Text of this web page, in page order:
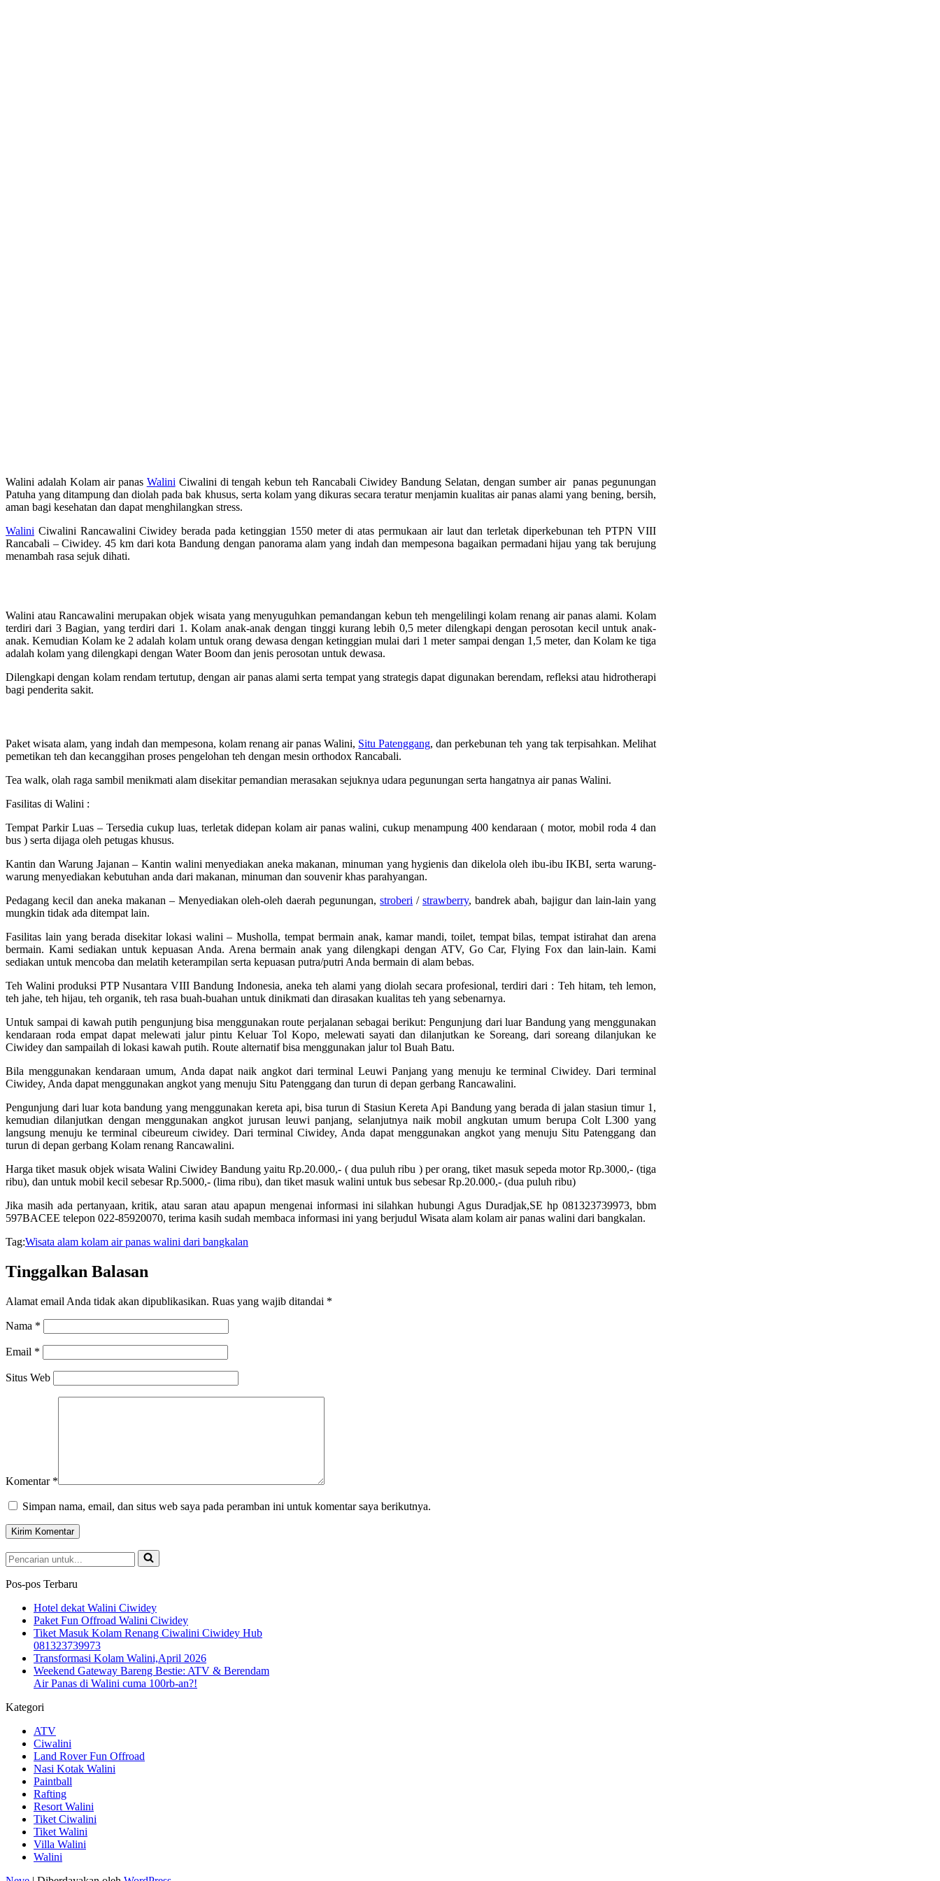
Walini adalah Kolam air panas Walini Ciwalini di tengah kebun teh Rancabali Ciwidey Bandung Selatan, dengan sumber air panas pegunungan
Patuha yang ditampung dan diolah pada bak khusus, serta kolam yang dikuras secara teratur menjamin kualitas air panas alami yang bening, bersih,
aman bagi kesehatan dan dapat menghilangkan stress.
Walini Ciwalini Rancawalini Ciwidey berada pada ketinggian 1550 meter di atas permukaan air laut dan terletak diperkebunan teh PTPN VIII
Rancabali – Ciwidey. 45 km dari kota Bandung dengan panorama alam yang indah dan mempesona bagaikan permadani hijau yang tak berujung
menambah rasa sejuk dihati.
Walini atau Rancawalini merupakan objek wisata yang menyuguhkan pemandangan kebun teh mengelilingi kolam renang air panas alami. Kolam
terdiri dari 3 Bagian, yang terdiri dari 1. Kolam anak-anak dengan tinggi kurang lebih 0,5 meter dilengkapi dengan perosotan kecil untuk anak-
anak. Kemudian Kolam ke 2 adalah kolam untuk orang dewasa dengan ketinggian mulai dari 1 meter sampai dengan 1,5 meter, dan Kolam ke tiga
adalah kolam yang dilengkapi dengan Water Boom dan jenis perosotan untuk dewasa.
Dilengkapi dengan kolam rendam tertutup, dengan air panas alami serta tempat yang strategis dapat digunakan berendam, refleksi atau hidrotherapi
bagi penderita sakit.
Paket wisata alam, yang indah dan mempesona, kolam renang air panas Walini, Situ Patenggang, dan perkebunan teh yang tak terpisahkan. Melihat
pemetikan teh dan kecanggihan proses pengelohan teh dengan mesin orthodox Rancabali.
Tea walk, olah raga sambil menikmati alam disekitar pemandian merasakan sejuknya udara pegunungan serta hangatnya air panas Walini.
Fasilitas di Walini :
Tempat Parkir Luas – Tersedia cukup luas, terletak didepan kolam air panas walini, cukup menampung 400 kendaraan ( motor, mobil roda 4 dan
bus ) serta dijaga oleh petugas khusus.
Kantin dan Warung Jajanan – Kantin walini menyediakan aneka makanan, minuman yang hygienis dan dikelola oleh ibu-ibu IKBI, serta warung-
warung menyediakan kebutuhan anda dari makanan, minuman dan souvenir khas parahyangan.
Pedagang kecil dan aneka makanan – Menyediakan oleh-oleh daerah pegunungan,stroberi /strawberry, bandrek abah, bajigur dan lain-lain yang
mungkin tidak ada ditempat lain.
Fasilitas lain yang berada disekitar lokasi walini – Musholla, tempat bermain anak, kamar mandi, toilet, tempat bilas, tempat istirahat dan arena
bermain. Kami sediakan untuk kepuasan Anda. Arena bermain anak yang dilengkapi dengan ATV, Go Car, Flying Fox dan lain-lain. Kami
sediakan untuk mencoba dan melatih keterampilan serta kepuasan putra/putri Anda bermain di alam bebas.
Teh Walini produksi PTP Nusantara VIII Bandung Indonesia, aneka teh alami yang diolah secara profesional, terdiri dari : Teh hitam, teh lemon,
teh jahe, teh hijau, teh organik, teh rasa buah-buahan untuk dinikmati dan dirasakan kualitas teh yang sebenarnya.
Untuk sampai di kawah putih pengunjung bisa menggunakan route perjalanan sebagai berikut: Pengunjung dari luar Bandung yang menggunakan
kendaraan roda empat dapat melewati jalur pintu Keluar Tol Kopo, melewati sayati dan dilanjutkan ke Soreang, dari soreang dilanjukan ke
Ciwidey dan sampailah di lokasi kawah putih. Route alternatif bisa menggunakan jalur tol Buah Batu.
Bila menggunakan kendaraan umum, Anda dapat naik angkot dari terminal Leuwi Panjang yang menuju ke terminal Ciwidey. Dari terminal
Ciwidey, Anda dapat menggunakan angkot yang menuju Situ Patenggang dan turun di depan gerbang Rancawalini.
Pengunjung dari luar kota bandung yang menggunakan kereta api, bisa turun di Stasiun Kereta Api Bandung yang berada di jalan stasiun timur 1,
kemudian dilanjutkan dengan menggunakan angkot jurusan leuwi panjang, selanjutnya naik mobil angkutan umum berupa Colt L300 yang
langsung menuju ke terminal cibeureum ciwidey. Dari terminal Ciwidey, Anda dapat menggunakan angkot yang menuju Situ Patenggang dan
turun di depan gerbang Kolam renang Rancawalini.
Harga tiket masuk objek wisata Walini Ciwidey Bandung yaitu Rp.20.000,- ( dua puluh ribu ) per orang, tiket masuk sepeda motor Rp.3000,- (tiga
ribu), dan untuk mobil kecil sebesar Rp.5000,- (lima ribu), dan tiket masuk walini untuk bus sebesar Rp.20.000,- (dua puluh ribu)
Jika masih ada pertanyaan, kritik, atau saran atau apapun mengenai informasi ini silahkan hubungi Agus Duradjak,SE hp 081323739973, bbm
597BACEE telepon 022-85920070, terima kasih sudah membaca informasi ini yang berjudul Wisata alam kolam air panas walini dari bangkalan.
Tag:Wisata alam kolam air panas walini dari bangkalan
Tinggalkan Balasan
Alamat email Anda tidak akan dipublikasikan. Ruas yang wajib ditandai *
Nama *
Email *
Situs Web
Komentar *
Simpan nama, email, dan situs web saya pada peramban ini untuk komentar saya berikutnya.
Pencarian
untuk...
Pos-pos Terbaru
Hotel dekat Walini Ciwidey
Paket Fun Offroad Walini Ciwidey
Tiket Masuk Kolam Renang Ciwalini Ciwidey Hub
081323739973
Transformasi Kolam Walini,April 2026
Weekend Gateway Bareng Bestie: ATV & Berendam
Air Panas di Walini cuma 100rb-an?!
Kategori
ATV
Ciwalini
Land Rover Fun Offroad
Nasi Kotak Walini
Paintball
Rafting
Resort Walini
Tiket Ciwalini
Tiket Walini
Villa Walini
Walini